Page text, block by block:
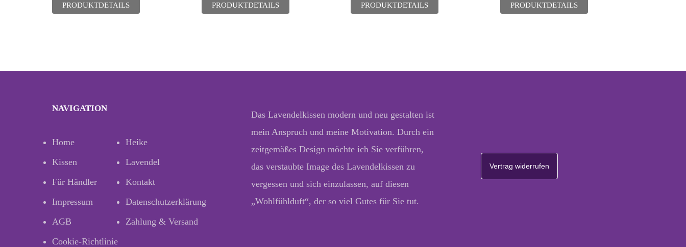
PRODUKTDETAILS PRODUKTDETAILS PRODUKTDETAILS PRODUKTDETAILS
NAVIGATION
Home
Heike
Kissen
Lavendel
Für Händler
Kontakt
Impressum
Datenschutzerklärung
AGB
Zahlung & Versand
Cookie-Richtlinie
Das Lavendelkissen modern und neu gestalten ist
mein Anspruch und meine Motivation. Durch ein
zeitgemäßes Design möchte ich Sie verführen,
das verstaubte Image des Lavendelkissen zu
vergessen und sich einzulassen, auf diesen
„Wohlfühlduft“, der so viel Gutes für Sie tut.
Vertrag widerrufen